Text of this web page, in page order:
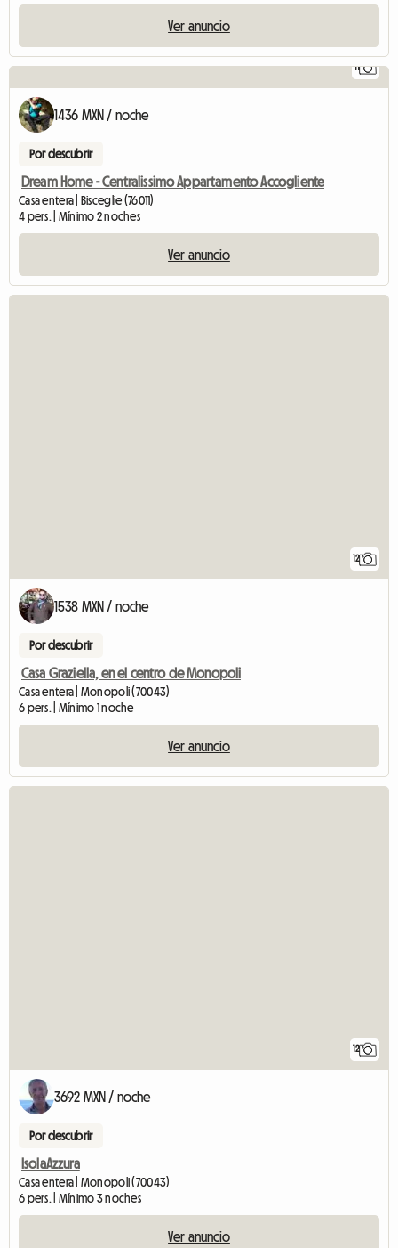
Ver anuncio
11
1436 MXN / noche
Por descubrir
Dream Home - Centralissimo Appartamento Accogliente
Casa entera | Bisceglie (76011)
4 pers. | Mínimo 2 noches
Ver anuncio
12
1538 MXN / noche
Por descubrir
Casa Graziella, en el centro de Monopoli
Casa entera | Monopoli (70043)
6 pers. | Mínimo 1 noche
Ver anuncio
12
3692 MXN / noche
Por descubrir
IsolaAzzura
Casa entera | Monopoli (70043)
6 pers. | Mínimo 3 noches
Ver anuncio